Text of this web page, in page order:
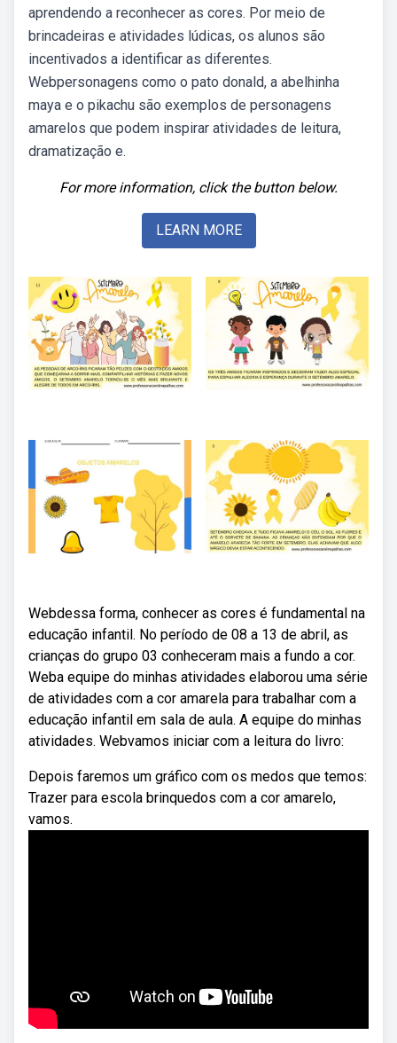
aprendendo a reconhecer as cores. Por meio de
brincadeiras e atividades lúdicas, os alunos são
incentivados a identificar as diferentes.
Webpersonagens como o pato donald, a abelhinha
maya e o pikachu são exemplos de personagens
amarelos que podem inspirar atividades de leitura,
dramatização e.
For more information, click the button below.
LEARN MORE
Webdessa forma, conhecer as cores é fundamental na
educação infantil. No período de 08 a 13 de abril, as
crianças do grupo 03 conheceram mais a fundo a cor.
Weba equipe do minhas atividades elaborou uma série
de atividades com a cor amarela para trabalhar com a
educação infantil em sala de aula. A equipe do minhas
atividades. Webvamos iniciar com a leitura do livro:
Depois faremos um gráfico com os medos que temos:
Trazer para escola brinquedos com a cor amarelo,
vamos.